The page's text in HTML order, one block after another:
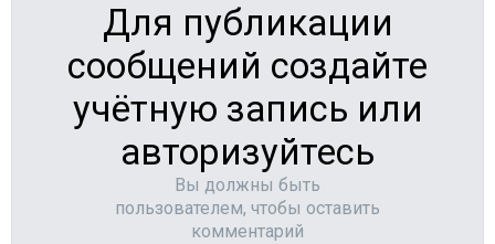
Для публикации
сообщений создайте
учётную запись или
авторизуйтесь
Вы должны быть
пользователем, чтобы оставить
комментарий